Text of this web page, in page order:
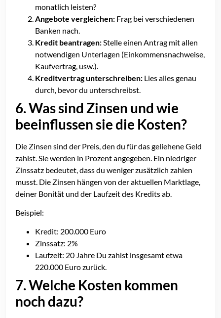
monatlich leisten?
Angebote vergleichen: Frag bei verschiedenen
Banken nach.
Kredit beantragen: Stelle einen Antrag mit allen
notwendigen Unterlagen (Einkommensnachweise,
Kaufvertrag, usw.).
Kreditvertrag unterschreiben: Lies alles genau
durch, bevor du unterschreibst.
6. Was sind Zinsen und wie
beeinflussen sie die Kosten?
Die Zinsen sind der Preis, den du für das geliehene Geld
zahlst. Sie werden in Prozent angegeben. Ein niedriger
Zinssatz bedeutet, dass du weniger zusätzlich zahlen
musst. Die Zinsen hängen von der aktuellen Marktlage,
deiner Bonität und der Laufzeit des Kredits ab.
Beispiel:
Kredit: 200.000 Euro
Zinssatz: 2%
Laufzeit: 20 Jahre Du zahlst insgesamt etwa
220.000 Euro zurück.
7. Welche Kosten kommen
noch dazu?